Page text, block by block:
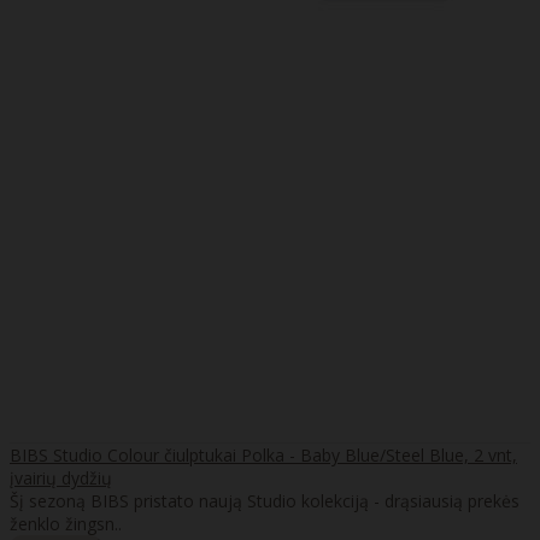
BIBS Studio Colour čiulptukai Polka - Baby Blue/Steel Blue, 2 vnt,
įvairių dydžių
Šį sezoną BIBS pristato naują Studio kolekciją - drąsiausią prekės
ženklo žingsn..